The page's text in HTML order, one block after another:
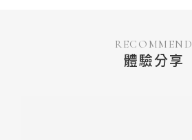
RECOMMEND
體驗分享